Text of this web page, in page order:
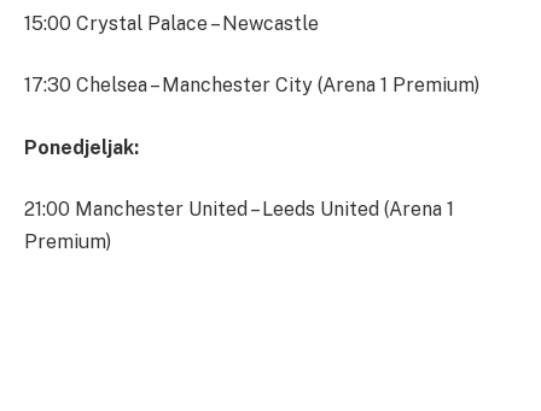
15:00 Crystal Palace – Newcastle
17:30 Chelsea – Manchester City (Arena 1 Premium)
Ponedjeljak:
21:00 Manchester United – Leeds United (Arena 1
Premium)